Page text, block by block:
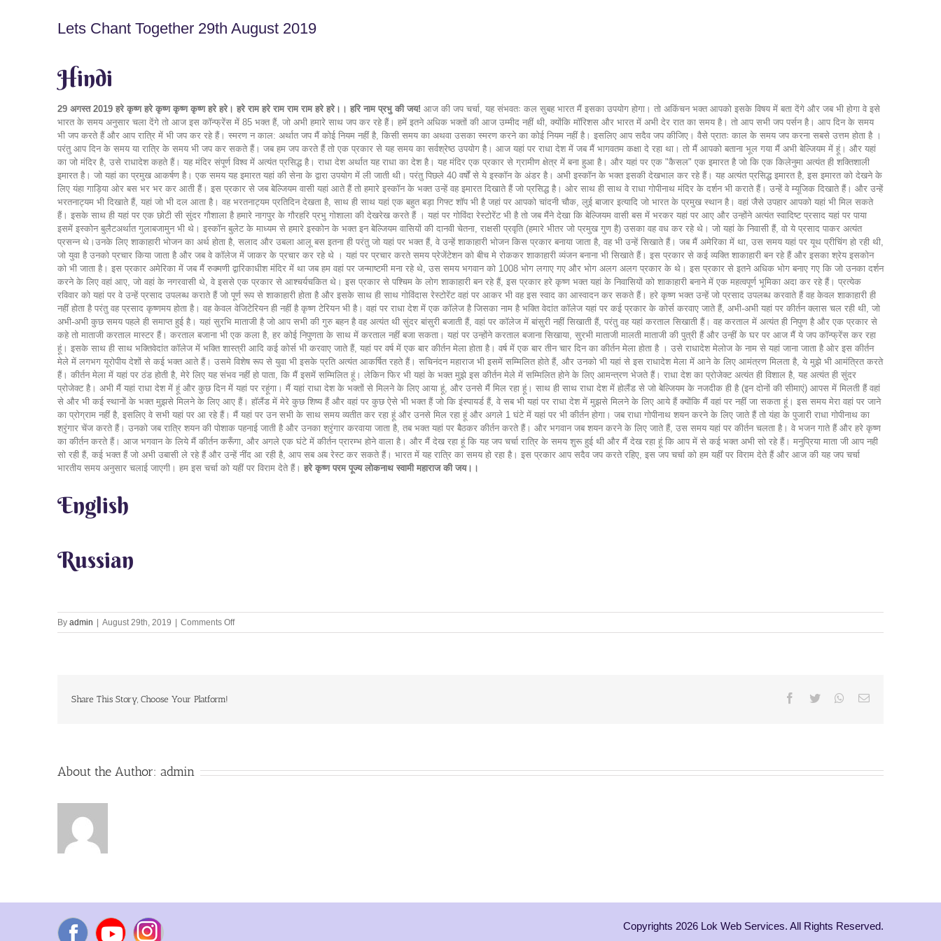
Lets Chant Together 29th August 2019
Hindi
29 अगस्त 2019 हरे कृष्ण हरे कृष्ण कृष्ण कृष्ण हरे हरे। हरे राम हरे राम राम राम हरे हरे।। हरि नाम प्रभु की जय! आज की जप चर्चा, यह संभवतः कल सुबह भारत मैं इसका उपयोग होगा। तो अकिंचन भक्त आपको इसके विषय में बता देंगे और जब भी होगा वे इसे
भारत के समय अनुसार चला देंगे तो आज इस कॉन्फ्रेंस में 85 भक्त हैं, जो अभी हमारे साथ जप कर रहे हैं। हमें इतने अधिक भक्तों की आज उम्मीद नहीं थी, क्योंकि मॉरिशस और भारत में अभी देर रात का समय है। तो आप सभी जप पर्सन है। आप दिन के समय
भी जप करते हैं और आप रात्रि में भी जप कर रहे हैं। स्मरण न काल: अर्थात जप मैं कोई नियम नहीं है, किसी समय का अथवा उसका स्मरण करने का कोई नियम नहीं है। इसलिए आप सदैव जप कीजिए। वैसे प्रातः काल के समय जप करना सबसे उत्तम होता है ।
परंतु आप दिन के समय या रात्रि के समय भी जप कर सकते हैं। जब हम जप करते हैं तो एक प्रकार से यह समय का सर्वश्रेष्ठ उपयोग है। आज यहां पर राधा देश में जब मैं भागवतम कक्षा दे रहा था। तो मैं आपको बताना भूल गया मैं अभी बेल्जियम में हूं। और यहां
का जो मंदिर है, उसे राधादेश कहते हैं। यह मंदिर संपूर्ण विश्व में अत्यंत प्रसिद्ध है। राधा देश अर्थात यह राधा का देश है। यह मंदिर एक प्रकार से ग्रामीण क्षेत्र में बना हुआ है। और यहां पर एक "कैसल" एक इमारत है जो कि एक किलेनुमा अत्यंत ही शक्तिशाली
इमारत है। जो यहां का प्रमुख आकर्षण है। एक समय यह इमारत यहां की सेना के द्वारा उपयोग में ली जाती थी। परंतु पिछले 40 वर्षों से ये इस्कॉन के अंडर है। अभी इस्कॉन के भक्त इसकी देखभाल कर रहे हैं। यह अत्यंत प्रसिद्ध इमारत है, इस इमारत को देखने के
लिए यंहा गाड़िया ओर बस भर भर कर आती हैं। इस प्रकार से जब बेल्जियम वासी यहां आते हैं तो हमारे इस्कॉन के भक्त उन्हें वह इमारत दिखाते हैं जो प्रसिद्ध है। ओर साथ ही साथ वे राधा गोपीनाथ मंदिर के दर्शन भी कराते हैं। उन्हें वे म्यूजिक दिखाते हैं। और उन्हें
भरतनाट्यम भी दिखाते हैं, यहां जो भी दल आता है। वह भरतनाट्यम प्रतिदिन देखता है, साथ ही साथ यहां एक बहुत बड़ा गिफ्ट शॉप भी है जहां पर आपको चांदनी चौक, लुई बाजार इत्यादि जो भारत के प्रमुख स्थान है। वहां जैसे उपहार आपको यहां भी मिल सकते
हैं। इसके साथ ही यहां पर एक छोटी सी सुंदर गौशाला है हमारे नागपुर के गौरहरि प्रभु गोशाला की देखरेख करते हैं । यहां पर गोविंदा रेस्टोरेंट भी है तो जब मैंने देखा कि बेल्जियम वासी बस में भरकर यहां पर आए और उन्होंने अत्यंत स्वादिष्ट प्रसाद यहां पर पाया
इसमें इस्कोन बुलैटअर्थात गुलाबजामुन भी थे। इस्कॉन बुलेट के माध्यम से हमारे इस्कोन के भक्त इन बेल्जियम वासियों की दानवी चेतना, राक्षसी प्रवृति (हमारे भीतर जो प्रमुख गुण है) उसका वह वध कर रहे थे। जो यहां के निवासी हैं, वो ये प्रसाद पाकर अत्यंत
प्रसन्न थे।उनके लिए शाकाहारी भोजन का अर्थ होता है, सलाद और उबला आलू बस इतना ही परंतु जो यहां पर भक्त हैं, वे उन्हें शाकाहारी भोजन किस प्रकार बनाया जाता है, वह भी उन्हें सिखाते हैं। जब मैं अमेरिका में था, उस समय यहां पर यूथ प्रीचिंग हो रही थी,
जो युवा है उनको प्रचार किया जाता है और जब वे कॉलेज में जाकर के प्रचार कर रहे थे । यहां पर प्रचार करते समय प्रेजेंटेशन को बीच मे रोककर शाकाहारी व्यंजन बनाना भी सिखाते हैं। इस प्रकार से कई व्यक्ति शाकाहारी बन रहे हैं और इसका श्रेय इसकोन
को भी जाता है। इस प्रकार अमेरिका में जब मैं रुक्मणी द्वारिकाधीश मंदिर में था जब हम वहां पर जन्माष्टमी मना रहे थे, उस समय भगवान को 1008 भोग लगाए गए और भोग अलग अलग प्रकार के थे। इस प्रकार से इतने अधिक भोग बनाए गए कि जो उनका दर्शन
करने के लिए वहां आए, जो वहां के नगरवासी थे, वे इससे एक प्रकार से आश्चर्यचकित थे। इस प्रकार से पश्चिम के लोग शाकाहारी बन रहे हैं, इस प्रकार हरे कृष्ण भक्त यहां के निवासियों को शाकाहारी बनाने में एक महत्वपूर्ण भूमिका अदा कर रहे हैं। प्रत्येक
रविवार को यहां पर वे उन्हें प्रसाद उपलब्ध कराते हैं जो पूर्ण रूप से शाकाहारी होता है और इसके साथ ही साथ गोविंदास रेस्टोरेंट वहां पर आकर भी वह इस स्वाद का आस्वादन कर सकते हैं। हरे कृष्ण भक्त उन्हें जो प्रसाद उपलब्ध करवाते हैं वह केवल शाकाहारी ही
नहीं होता है परंतु वह प्रसाद कृष्णमय होता है। वह केवल वेजिटेरियन ही नहीं है कृष्ण टेरियन भी है। वहां पर राधा देश में एक कॉलेज है जिसका नाम है भक्ति वेदांत कॉलेज यहां पर कई प्रकार के कोर्स करवाए जाते हैं, अभी-अभी यहां पर कीर्तन क्लास चल रही थी, जो
अभी-अभी कुछ समय पहले ही समाप्त हुई है। यहां सुरभि माताजी है जो आप सभी की गुरु बहन है वह अत्यंत थी सुंदर बांसुरी बजाती हैं, वहां पर कॉलेज में बांसुरी नहीं सिखाती हैं, परंतु वह यहां करताल सिखाती हैं। वह करताल में अत्यंत ही निपुण है और एक प्रकार से
कहे तो माताजी करताल मास्टर हैं। करताल बजाना भी एक कला है, हर कोई निपुणता के साथ में करताल नहीं बजा सकता। यहां पर उन्होंने करताल बजाना सिखाया, सुरभी माताजी मालती माताजी की पुत्री हैं और उन्हीं के घर पर आज मैं ये जप कॉन्फ्रेंस कर रहा
हूं। इसके साथ ही साथ भक्तिवेदांत कॉलेज में भक्ति शास्त्री आदि कई कोर्स भी करवाए जाते हैं, यहां पर वर्ष में एक बार कीर्तन मेला होता है। वर्ष में एक बार तीन चार दिन का कीर्तन मेला होता है । उसे राधादेश मेलोज के नाम से यहां जाना जाता है ओर इस कीर्तन
मेले में लगभग यूरोपीय देशों से कई भक्त आते हैं। उसमे विशेष रूप से युवा भी इसके प्रति अत्यंत आकर्षित रहते हैं। सचिनंदन महाराज भी इसमें सम्मिलित होते हैं, और उनको भी यहां से इस राधादेश मेला में आने के लिए आमंत्रण मिलता है, ये मुझे भी आमंत्रित करते
हैं। कीर्तन मेला में यहां पर ठंड होती है, मेरे लिए यह संभव नहीं हो पाता, कि मैं इसमें सम्मिलित हूं। लेकिन फिर भी यहां के भक्त मुझे इस कीर्तन मेले में सम्मिलित होने के लिए आमन्त्रण भेजते हैं। राधा देश का प्रोजेक्ट अत्यंत ही विशाल है, यह अत्यंत ही सुंदर
प्रोजेक्ट है। अभी मैं यहां राधा देश में हूं और कुछ दिन में यहां पर रहूंगा। मैं यहां राधा देश के भक्तों से मिलने के लिए आया हूं, और उनसे मैं मिल रहा हूं। साथ ही साथ राधा देश में होलैंड से जो बेल्जियम के नजदीक ही है (इन दोनों की सीमाएं) आपस में मिलती हैं वहां
से और भी कई स्थानों के भक्त मुझसे मिलने के लिए आए हैं। हॉलैंड में मेरे कुछ शिष्य हैं और वहां पर कुछ ऐसे भी भक्त हैं जो कि इंस्पायर्ड हैं, वे सब भी यहां पर राधा देश में मुझसे मिलने के लिए आये हैं क्योंकि मैं वहां पर नहीं जा सकता हूं। इस समय मेरा वहां पर जाने
का प्रोग्राम नहीं है, इसलिए वे सभी यहां पर आ रहे हैं। मैं यहां पर उन सभी के साथ समय व्यतीत कर रहा हूं और उनसे मिल रहा हूं और अगले 1 घंटे में यहां पर भी कीर्तन होगा। जब राधा गोपीनाथ शयन करने के लिए जाते हैं तो यंहा के पुजारी राधा गोपीनाथ का
श्रृंगार चेंज करते हैं। उनको जब रात्रि शयन की पोशाक पहनाई जाती है और उनका श्रृंगार करवाया जाता है, तब भक्त यहां पर बैठकर कीर्तन करते हैं। और भगवान जब शयन करने के लिए जाते हैं, उस समय यहां पर कीर्तन चलता है। वे भजन गाते हैं और हरे कृष्ण
का कीर्तन करते हैं। आज भगवान के लिये मैं कीर्तन करूँगा, और अगले एक घंटे में कीर्तन प्रारम्भ होने वाला है। और मैं देख रहा हूं कि यह जप चर्चा रात्रि के समय शुरू हुई थी और मैं देख रहा हूं कि आप में से कई भक्त अभी सो रहे हैं। मनुप्रिया माता जी आप नही
सो रही हैं, कई भक्त हैं जो अभी उबासी ले रहे हैं और उन्हें नींद आ रही है, आप सब अब रेस्ट कर सकते हैं। भारत में यह रात्रि का समय हो रहा है। इस प्रकार आप सदैव जप करते रहिए, इस जप चर्चा को हम यहीं पर विराम देते हैं और आज की यह जप चर्चा
भारतीय समय अनुसार चलाई जाएगी। हम इस चर्चा को यहीं पर विराम देते हैं। हरे कृष्ण परम पूज्य लोकनाथ स्वामी महाराज की जय।।
English
Russian
By admin August 29th, 2019 Comments Offon
Lets
Share This Story, Choose Your Platform! Facebook
Twitter Whatsapp
Email
About the Author: admin
Copyrights 2026 Lok Web Services. All Rights Reserved.
FacebookYouTubeInstagram